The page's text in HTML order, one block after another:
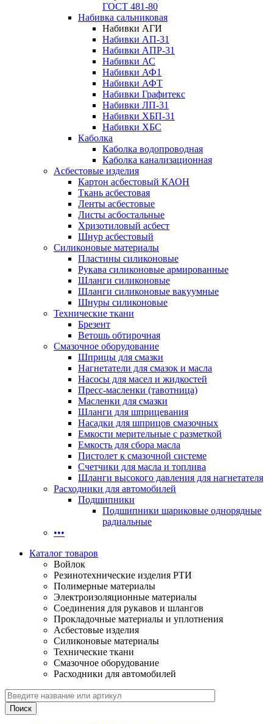
ГОСТ 481-80
Набивка сальниковая
Набивки АГИ
Набивки АП-31
Набивки АПР-31
Набивки АС
Набивки АФ1
Набивки АФТ
Набивки Графитекс
Набивки ЛП-31
Набивки ХБП-31
Набивки ХБС
Каболка
Каболка водопроводная
Каболка канализационная
Асбестовые изделия
Картон асбестовый КАОН
Ткань асбестовая
Ленты асбестовые
Листы асбостальные
Хризотиловый асбеcт
Шнур асбестовый
Силиконовые материалы
Пластины силиконовые
Рукава силиконовые армированные
Шланги силиконовые
Шланги силиконовые вакуумные
Шнуры силиконовые
Технические ткани
Брезент
Ветошь обтирочная
Смазочное оборудование
Шприцы для смазки
Нагнетатели для смазок и масла
Насосы для масел и жидкостей
Пресс-масленки (тавотница)
Масленки для смазки
Шланги для шприцевания
Насадки для шприцов смазочных
Емкости мерительные с разметкой
Емкость для сбора масла
Пистолет к смазочной системе
Счетчики для масла и топлива
Шланги высокого давления для нагнетателя
Расходники для автомобилей
Подшипники
Подшипники шариковые однорядные
радиальные
•••
Каталог товаров
Войлок
Резинотехнические изделия РТИ
Полимерные материалы
Электроизоляционные материалы
Соединения для рукавов и шлангов
Прокладочные материалы и уплотнения
Асбестовые изделия
Силиконовые материалы
Технические ткани
Смазочное оборудование
Расходники для автомобилей